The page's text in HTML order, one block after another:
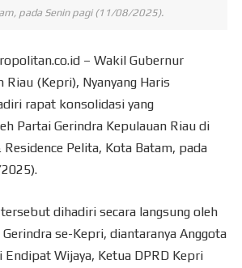
pada Senin pagi (11/08/2025).
– Wakil Gubernur
Riau (Kepri), Nyanyang Haris
rapat konsolidasi yang
Partai Gerindra Kepulauan Riau di
Pelita, Kota Batam, pada
dihadiri secara langsung oleh
se-Kepri, diantaranya Anggota
Endipat Wijaya, Ketua DPRD Kepri